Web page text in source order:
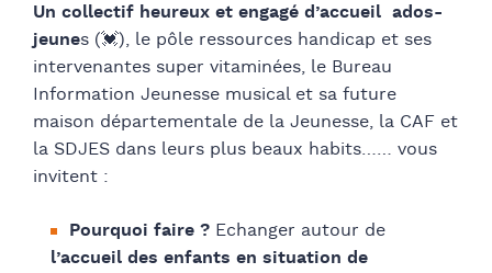
Un collectif heureux et engagé d’accueil ados-
jeunes (💓), le pôle ressources handicap et ses
intervenantes super vitaminées, le Bureau
Information Jeunesse musical et sa future
maison départementale de la Jeunesse, la CAF et
la SDJES dans leurs plus beaux habits…… vous
invitent :
Pourquoi faire ? Echanger autour de
l’accueil des enfants en situation de